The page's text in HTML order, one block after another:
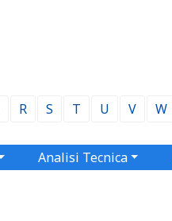
R S T U V W
Analisi Tecnica